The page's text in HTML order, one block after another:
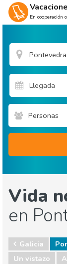
En cooperación
Personas
Vida
en
Galicia
Un vistazo